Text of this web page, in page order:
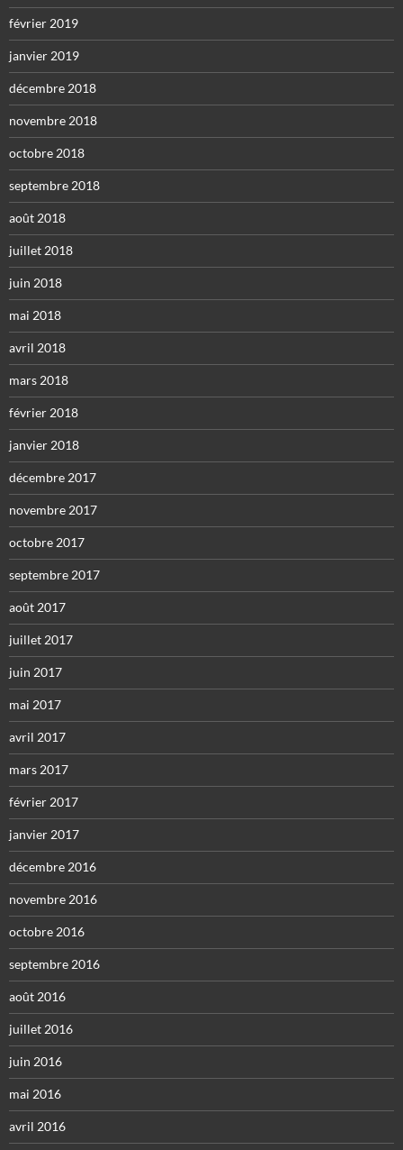
février 2019
janvier 2019
décembre 2018
novembre 2018
octobre 2018
septembre 2018
août 2018
juillet 2018
juin 2018
mai 2018
avril 2018
mars 2018
février 2018
janvier 2018
décembre 2017
novembre 2017
octobre 2017
septembre 2017
août 2017
juillet 2017
juin 2017
mai 2017
avril 2017
mars 2017
février 2017
janvier 2017
décembre 2016
novembre 2016
octobre 2016
septembre 2016
août 2016
juillet 2016
juin 2016
mai 2016
avril 2016